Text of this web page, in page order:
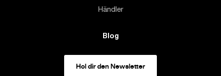
Händler
Blog
Hol dir den Newsletter